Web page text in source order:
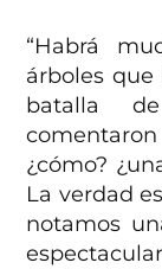
“Habrá
árboles que
batalla
¿cómo?
La verdad
notamos